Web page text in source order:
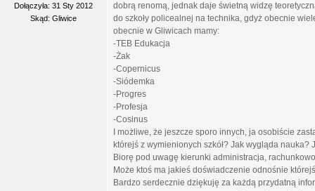
Dołączyła: 31 Sty 2012
Skąd: Gliwice
dobrą renomą, jednak daje świetną widzę
do szkoły policealnej na technika, gdyż obecnie
obecnie w Gliwicach mamy:
-TEB Edukacja
-Żak
-Copernicus
-Siódemka
-Progres
-Profesja
-Cosinus
I możliwe, że jeszcze sporo innych, ja osobiście
którejś z wymienionych szkół? Jak wygląda
Biorę pod uwagę kierunki administracja,
Może ktoś ma jakieś doświadczenie odnośnie
Bardzo serdecznie dziękuję za każdą przydatną